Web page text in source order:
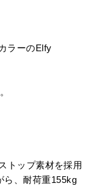
ラーのElfy
トップ素材を採用
ら、耐荷重155kg